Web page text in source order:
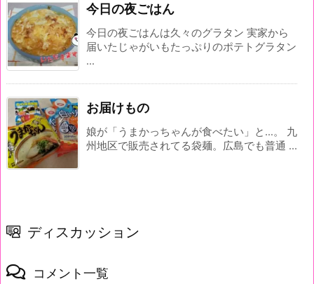
今日の夜ごはん
今日の夜ごはんは久々のグラタン 実家から
届いたじゃがいもたっぷりのポテトグラタン
...
お届けもの
娘が「うまかっちゃんが食べたい」と…。 九
州地区で販売されてる袋麺。広島でも普通 ...
ディスカッション
コメント一覧